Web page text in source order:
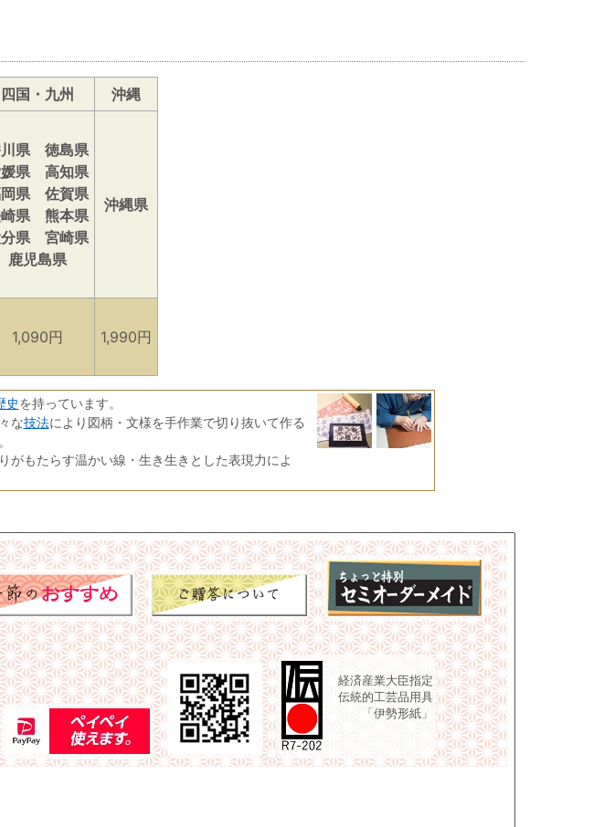
四国・九州 沖縄
県 徳島県
県 高知県
県 佐賀県
県 熊本県
分県 宮崎県
鹿児島県
沖縄県
1,090円 1,990円
史を持っています。
な技法により図柄・文様を手作業で切り抜いて作る
がもたらす温かい線・生き生きとした表現力によ
経済産業大臣指定
伝統的工芸品用具
「伊勢形紙」